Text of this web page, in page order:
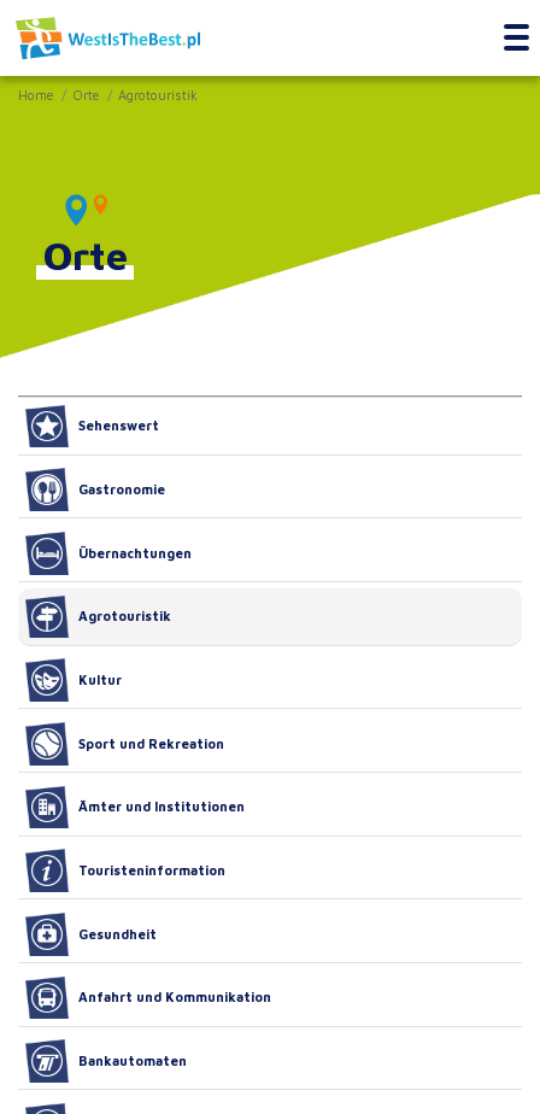
Home Orte Agrotouristik
Orte
Sehenswert
Gastronomie
Übernachtungen
Agrotouristik
Kultur
Sport und Rekreation
Ämter und Institutionen
Touristeninformation
Gesundheit
Anfahrt und Kommunikation
Bankautomaten